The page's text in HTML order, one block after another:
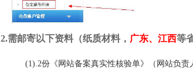
2.需邮寄以下资料（纸质材料， 广东、江西等
(1).2份《网站备案真实性核验单》（网站负责